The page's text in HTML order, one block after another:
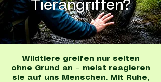
Tierangriffen?
Wildtiere greifen nur selten
ohne Grund an – meist reagieren
sie auf uns Menschen. Mit Ruhe,